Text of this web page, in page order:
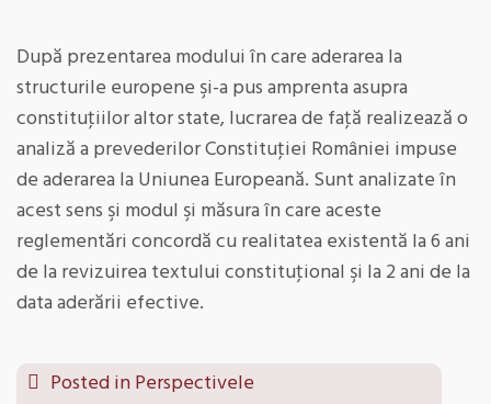
După prezentarea modului în care aderarea la
structurile europene şi-a pus amprenta asupra
constituţiilor altor state, lucrarea de faţă realizează o
analiză a prevederilor Constituţiei României impuse
de aderarea la Uniunea Europeană. Sunt analizate în
acest sens şi modul şi măsura în care aceste
reglementări concordă cu realitatea existentă la 6 ani
de la revizuirea textului constituţional şi la 2 ani de la
data aderării efective.
Posted inPerspectivele